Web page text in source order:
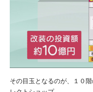
その目玉となるのが、１０